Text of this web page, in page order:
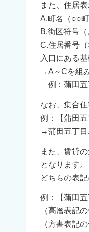
また、住居
A.町名（○○
B.街区符号
C.住居番号
入口にある
→A～Cを組
例：蒲田五
なお、集合
例：【蒲田
→蒲田五丁目
また、賃貸
となります。
どちらの表
例：【蒲田
（高層表記
（方書表記